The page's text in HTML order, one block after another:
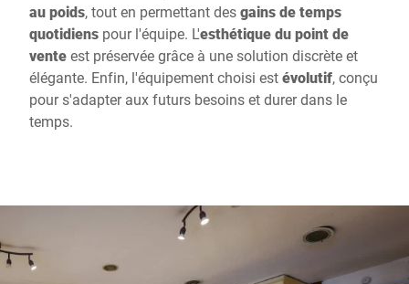
au poids, tout en permettant desgains de temps
quotidiens pour l'équipe. L'esthétique du point de
venteest préservée grâce à une solution discrète et
élégante. Enfin, l'équipement choisi estévolutif, conçu
pour s'adapter aux futurs besoins et durer dans le
temps.